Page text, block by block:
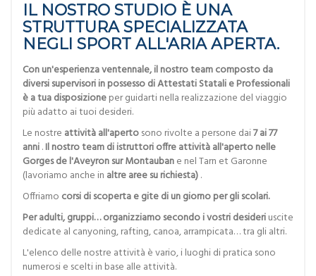
IL NOSTRO STUDIO È UNA
STRUTTURA SPECIALIZZATA
NEGLI SPORT ALL'ARIA APERTA.
Con un'esperienza ventennale, il nostro team composto da
diversi supervisori in possesso di Attestati Statali e Professionali
è a tua disposizioneper guidarti nella realizzazione del viaggio
più adatto ai tuoi desideri.
Le nostre attività all'apertosono rivolte a persone dai7 ai 77
anni.Il nostro team di istruttori offre attività all'aperto nelle
Gorges de l'Aveyron sur Montaubane nel Tarn et Garonne
(lavoriamo anche in altre aree su richiesta).
Offriamo corsi di scoperta e gite di un giorno per gli scolari.
Per adulti, gruppi… organizziamo secondo i vostri desideriuscite
dedicate al canyoning, rafting, canoa, arrampicata… tra gli altri.
L'elenco delle nostre attività è vario, i luoghi di pratica sono
numerosi e scelti in base alle attività.